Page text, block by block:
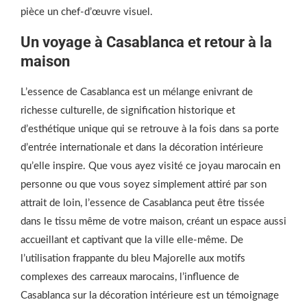
pièce un chef-d’œuvre visuel.
Un voyage à Casablanca et retour à la
maison
L’essence de Casablanca est un mélange enivrant de
richesse culturelle, de signification historique et
d’esthétique unique qui se retrouve à la fois dans sa porte
d’entrée internationale et dans la décoration intérieure
qu’elle inspire. Que vous ayez visité ce joyau marocain en
personne ou que vous soyez simplement attiré par son
attrait de loin, l’essence de Casablanca peut être tissée
dans le tissu même de votre maison, créant un espace aussi
accueillant et captivant que la ville elle-même. De
l’utilisation frappante du bleu Majorelle aux motifs
complexes des carreaux marocains, l’influence de
Casablanca sur la décoration intérieure est un témoignage